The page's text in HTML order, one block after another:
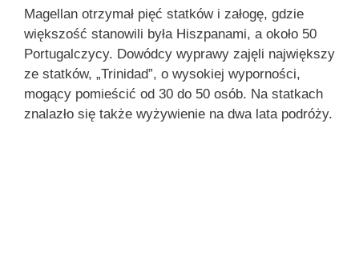
Magellan otrzymał pięć statków i załogę, gdzie
większość stanowili była Hiszpanami, a około 50
Portugalczycy. Dowódcy wyprawy zajęli największy
ze statków, „Trinidad”, o wysokiej wyporności,
mogący pomieścić od 30 do 50 osób. Na statkach
znalazło się także wyżywienie na dwa lata podróży.